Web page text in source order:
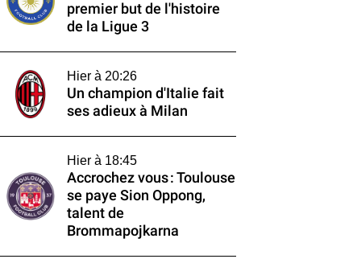
premier but de l'histoire
de la Ligue 3
Hier à 20:26
Un champion d'Italie fait
ses adieux à Milan
Hier à 18:45
Accrochez vous : Toulouse
se paye Sion Oppong,
talent de
Brommapojkarna